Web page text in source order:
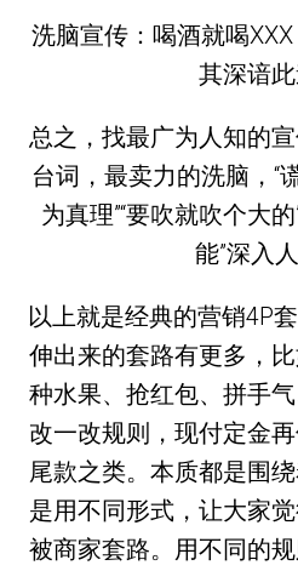
洗脑宣传：喝酒就喝
其深谙此
总之，找最广为人知的
台词，最卖力的洗脑，“
为真理”“要吹就吹个大
能”深入人
以上就是经典的营销4P
伸出来的套路有更多，
种水果、抢红包、拼手
改一改规则，现付定金
尾款之类。本质都是围
是用不同形式，让大家
被商家套路。用不同的规